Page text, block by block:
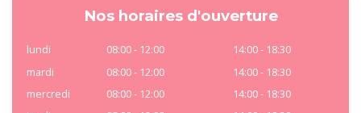
Nos horaires d'ouverture
lundi 08:00 - 12:00
14:00 - 18:30
mardi
08:00 - 12:00
14:00 - 18:30
mercredi
08:00 - 12:00
14:00 - 18:30